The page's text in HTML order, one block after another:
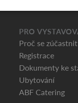
PRO
Proč se zúčastnit
Registrace
Dokumenty ke
Ubytování
ABF Catering